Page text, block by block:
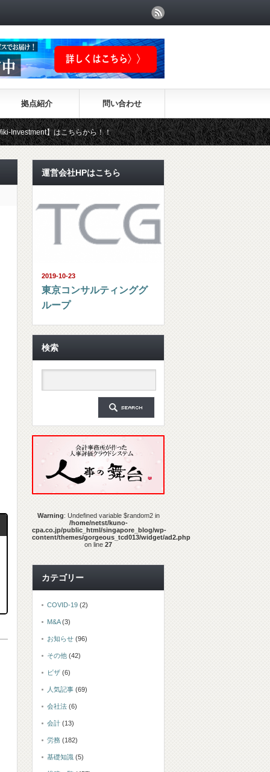
拠点紹介 問い合わせ
はこちらから！！
運営会社HPはこちら
2019-10-23
東京コンサルティンググ
ループ
検索
Warning: Undefined variable $random2 in
/home/netst/kuno-
cpa.co.jp/public_html/singapore_blog/wp-
content/themes/gorgeous_tcd013/widget/ad2.php
on line 27
カテゴリー
COVID-19 (2)
M&A(3)
お知らせ (96)
その他 (42)
ビザ (6)
人気記事 (69)
会社法 (6)
会計 (13)
労務 (182)
基礎知識 (5)